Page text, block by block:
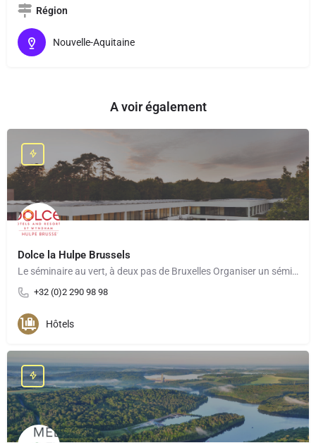
Région
Nouvelle-Aquitaine
A voir également
Dolce la Hulpe Brussels
Le séminaire au vert, à deux pas de Bruxelles Organiser un séminaire au Dolce La Hulpe Brussels, c’est…
+32 (0)2 290 98 98
Hôtels